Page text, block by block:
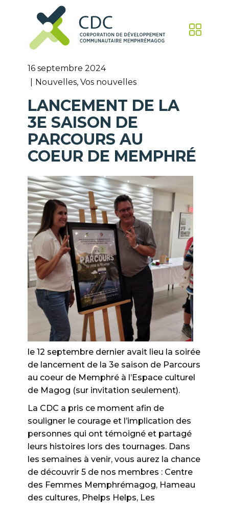
16 septembre 2024
Nouvelles, Vos nouvelles
LANCEMENT DE LA
3E SAISON DE
PARCOURS AU
COEUR DE MEMPHRÉ
le 12 septembre dernier avait lieu la soirée
de lancement de la 3e saison de Parcours
au coeur de Memphré à l’Espace culturel
de Magog (sur invitation seulement).
La CDC a pris ce moment afin de
souligner le courage et l’implication des
personnes qui ont témoigné et partagé
leurs histoires lors des tournages. Dans
les semaines à venir, vous aurez la chance
de découvrir 5 de nos membres : Centre
des Femmes Memphrémagog, Hameau
des cultures, Phelps Helps, Les